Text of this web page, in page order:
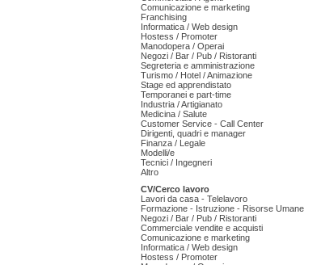
Comunicazione e marketing
Franchising
Informatica / Web design
Hostess / Promoter
Manodopera / Operai
Negozi / Bar / Pub / Ristoranti
Segreteria e amministrazione
Turismo / Hotel / Animazione
Stage ed apprendistato
Temporanei e part-time
Industria / Artigianato
Medicina / Salute
Customer Service - Call Center
Dirigenti, quadri e manager
Finanza / Legale
Modelli/e
Tecnici / Ingegneri
Altro
CV/Cerco lavoro
Lavori da casa - Telelavoro
Formazione - Istruzione - Risorse Umane
Negozi / Bar / Pub / Ristoranti
Commerciale vendite e acquisti
Comunicazione e marketing
Informatica / Web design
Hostess / Promoter